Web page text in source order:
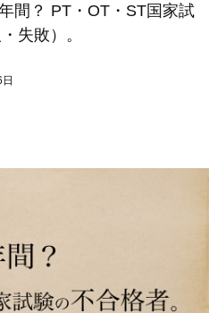
間？ PT・OT・ST国家試
失敗）。